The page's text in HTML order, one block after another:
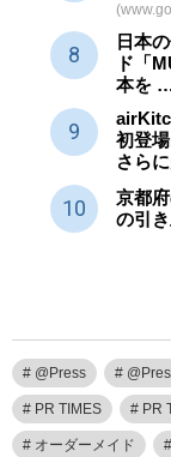
日本
ド「
本を
初登
さら
京都
の引
@Press
PR TIMES PR
オーダーメイド